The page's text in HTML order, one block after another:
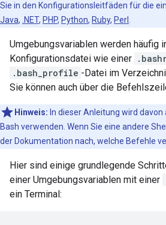
Sie in den Konfigurationsleitfäden für die
Java, .NET, PHP, Python, Ruby, Perl
Umgebungsvariablen werden häufig
Konfigurationsdatei wie einer
.bash_profile -Datei im
Sie können auch über die
Hinweis: In dieser Anleitung wird
Bash verwenden. Wenn Sie eine andere
der Dokumentation nach, welche Befehle
Hier sind einige grundlegende
einer Umgebungsvariablen mit einer
ein Terminal: